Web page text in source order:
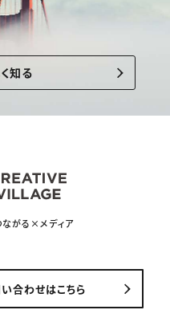
知る
ながる×メディア
合わせはこちら